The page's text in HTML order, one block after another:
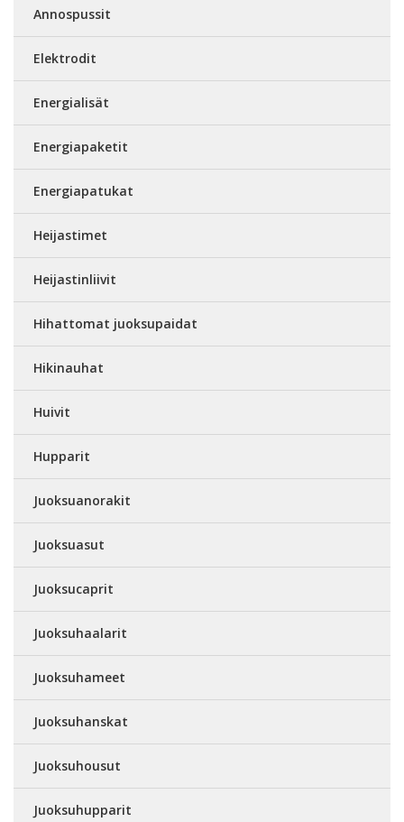
Annospussit
Elektrodit
Energialisät
Energiapaketit
Energiapatukat
Heijastimet
Heijastinliivit
Hihattomat juoksupaidat
Hikinauhat
Huivit
Hupparit
Juoksuanorakit
Juoksuasut
Juoksucaprit
Juoksuhaalarit
Juoksuhameet
Juoksuhanskat
Juoksuhousut
Juoksuhupparit